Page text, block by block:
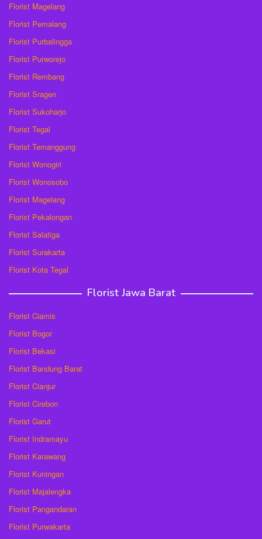
Florist Magelang
Florist Pemalang
Florist Purbalingga
Florist Purworejo
Florist Rembang
Florist Sragen
Florist Sukoharjo
Florist Tegal
Florist Temanggung
Florist Wonogiri
Florist Wonosobo
Florist Magelang
Florist Pekalongan
Florist Salatiga
Florist Surakarta
Florist Kota Tegal
Florist Jawa Barat
Florist Ciamis
Florist Bogor
Florist Bekasi
Florist Bandung Barat
Florist Cianjur
Florist Cirebon
Florist Garut
Florist Indramayu
Florist Karawang
Florist Kuningan
Florist Majalengka
Florist Pangandaran
Florist Purwakarta